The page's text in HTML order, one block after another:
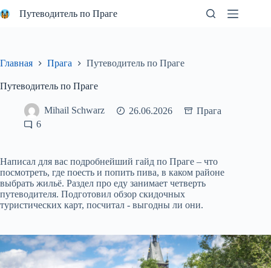
к
Путеводитель по Праге
Главная Прага Путеводитель по Праге
Путеводитель по Праге
Mihail Schwarz 26.06.2026
Прага
6
Написал для вас подробнейший гайд по Праге – что
посмотреть, где поесть и попить пива, в каком районе
выбрать жильё. Раздел про еду занимает четверть
путеводителя. Подготовил обзор скидочных
туристических карт, посчитал - выгодны ли они.